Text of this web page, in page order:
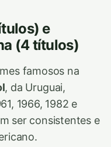
e
(4 títulos)
famosos na
, da Uruguai,
1966, 1982 e
ser consistentes e